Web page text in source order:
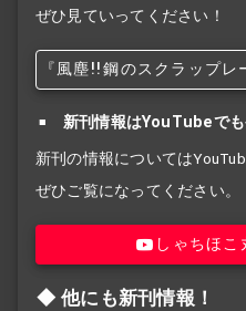
ぜひ見ていってください！
『風塵!! 鋼のスクラップレ
新刊情報はYouTubeでも
新刊の情報については
ぜひご覧になってください。
しゃちほ
他にも新刊情報！